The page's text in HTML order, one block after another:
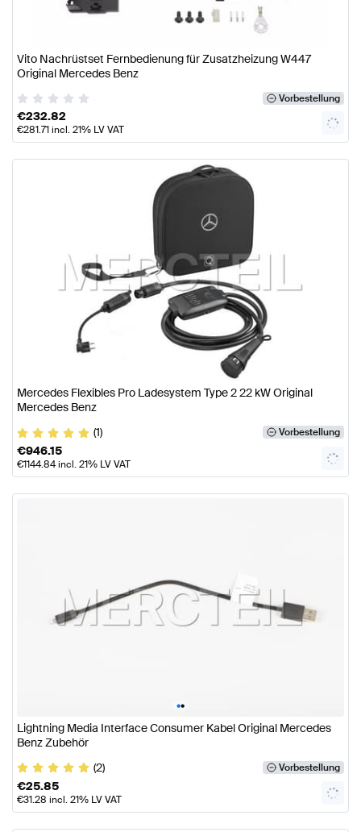
Vito Nachrüstset Fernbedienung für Zusatzheizung W447
Original Mercedes Benz
Vorbestellung
€232.82
€281.71incl. 21% LV VAT
Mercedes Flexibles Pro Ladesystem Type 2 22 kW Original
Mercedes Benz
(1)
Vorbestellung
€946.15
€1144.84incl. 21% LV VAT
••
Lightning Media Interface Consumer Kabel Original Mercedes
Benz Zubehör
(2)
Vorbestellung
€25.85
€31.28 incl. 21% LV VAT